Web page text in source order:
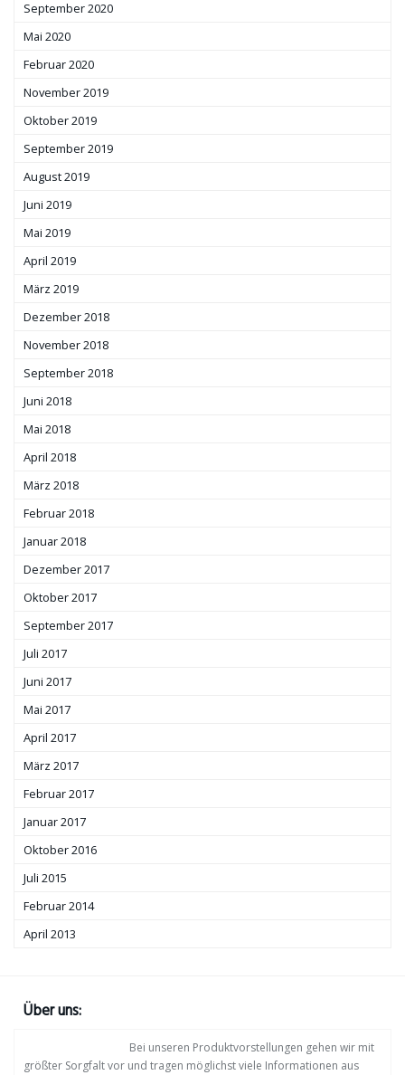
September 2020
Mai 2020
Februar 2020
November 2019
Oktober 2019
September 2019
August 2019
Juni 2019
Mai 2019
April 2019
März 2019
Dezember 2018
November 2018
September 2018
Juni 2018
Mai 2018
April 2018
März 2018
Februar 2018
Januar 2018
Dezember 2017
Oktober 2017
September 2017
Juli 2017
Juni 2017
Mai 2017
April 2017
März 2017
Februar 2017
Januar 2017
Oktober 2016
Juli 2015
Februar 2014
April 2013
Über uns:
Bei unseren Produktvorstellungen gehen wir mit
größter Sorgfalt vor und tragen möglichst viele Informationen aus